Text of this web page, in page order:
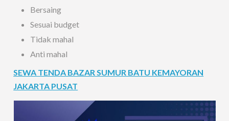
Bersaing
Sesuai budget
Tidak mahal
Anti mahal
SEWA TENDA BAZAR SUMUR BATU KEMAYORAN
JAKARTA PUSAT